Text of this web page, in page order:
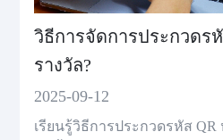
วิธีการจัดการประกวดร
รางวัล?
2025-09-12
เรียนรู้วิธีการประกวดรหัส